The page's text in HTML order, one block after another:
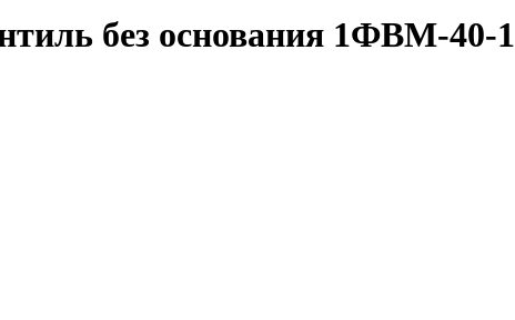
без основания 1ФВМ-40-1